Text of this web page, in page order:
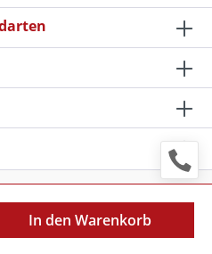
In den Warenkorb
nicht anders beschrieben
- Alle Rechte vorbehalten